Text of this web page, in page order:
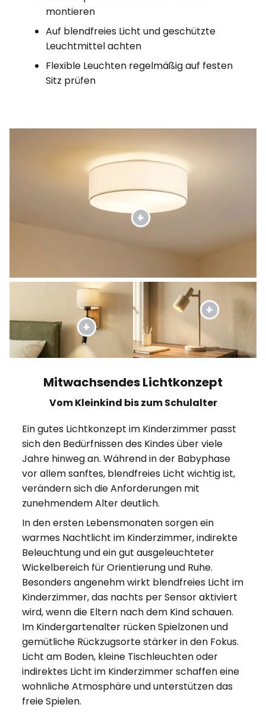
montieren
Auf blendfreies Licht und geschützte
Leuchtmittel achten
Flexible Leuchten regelmäßig auf festen
Sitz prüfen
Mitwachsendes Lichtkonzept
Vom Kleinkind bis zum Schulalter
Ein gutes Lichtkonzept im Kinderzimmer passt
sich den Bedürfnissen des Kindes über viele
Jahre hinweg an. Während in der Babyphase
vor allem sanftes, blendfreies Licht wichtig ist,
verändern sich die Anforderungen mit
zunehmendem Alter deutlich.
In den ersten Lebensmonaten sorgen ein
warmes Nachtlicht im Kinderzimmer, indirekte
Beleuchtung und ein gut ausgeleuchteter
Wickelbereich für Orientierung und Ruhe.
Besonders angenehm wirkt blendfreies Licht im
Kinderzimmer, das nachts per Sensor aktiviert
wird, wenn die Eltern nach dem Kind schauen.
Im Kindergartenalter rücken Spielzonen und
gemütliche Rückzugsorte stärker in den Fokus.
Licht am Boden, kleine Tischleuchten oder
indirektes Licht im Kinderzimmer schaffen eine
wohnliche Atmosphäre und unterstützen das
freie Spielen.